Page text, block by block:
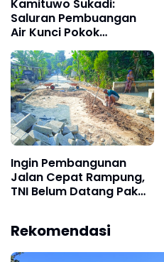
Kamituwo Sukadi:
Saluran Pembuangan
Air Kunci Pokok
Kekuatan Jembatan
Bibis
Ingin Pembangunan
Jalan Cepat Rampung,
TNI Belum Datang Pak
Rekomendasi